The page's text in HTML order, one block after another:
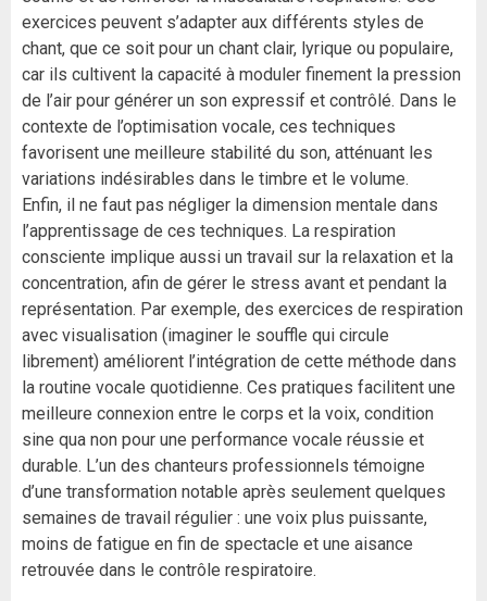
exercices peuvent s’adapter aux différents styles de
chant, que ce soit pour un chant clair, lyrique ou populaire,
car ils cultivent la capacité à moduler finement la pression
de l’air pour générer un son expressif et contrôlé. Dans le
contexte de l’optimisation vocale, ces techniques
favorisent une meilleure stabilité du son, atténuant les
variations indésirables dans le timbre et le volume.
Enfin, il ne faut pas négliger la dimension mentale dans
l’apprentissage de ces techniques. La respiration
consciente implique aussi un travail sur la relaxation et la
concentration, afin de gérer le stress avant et pendant la
représentation. Par exemple, des exercices de respiration
avec visualisation (imaginer le souffle qui circule
librement) améliorent l’intégration de cette méthode dans
la routine vocale quotidienne. Ces pratiques facilitent une
meilleure connexion entre le corps et la voix, condition
sine qua non pour une performance vocale réussie et
durable. L’un des chanteurs professionnels témoigne
d’une transformation notable après seulement quelques
semaines de travail régulier : une voix plus puissante,
moins de fatigue en fin de spectacle et une aisance
retrouvée dans le contrôle respiratoire.